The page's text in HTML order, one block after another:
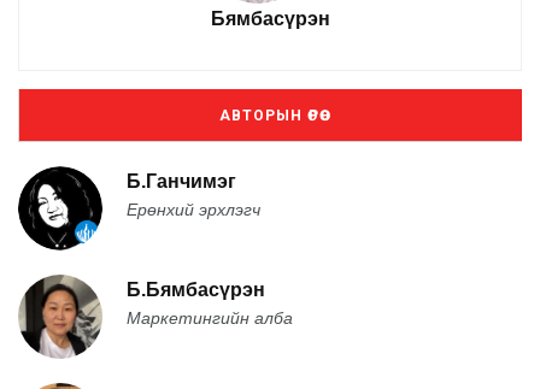
Бямбасүрэн
АВТОРЫН ӨРӨӨ
Б.Ганчимэг
Ерөнхий эрхлэгч
Б.Бямбасүрэн
Маркетингийн алба